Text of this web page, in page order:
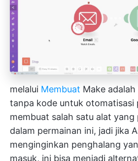
melalui Membuat Make
tanpa kode untuk otomatisasi
membuat salah satu alat
dalam permainan ini, jadi jika
menginginkan penghalang
masuk, ini bisa menjadi